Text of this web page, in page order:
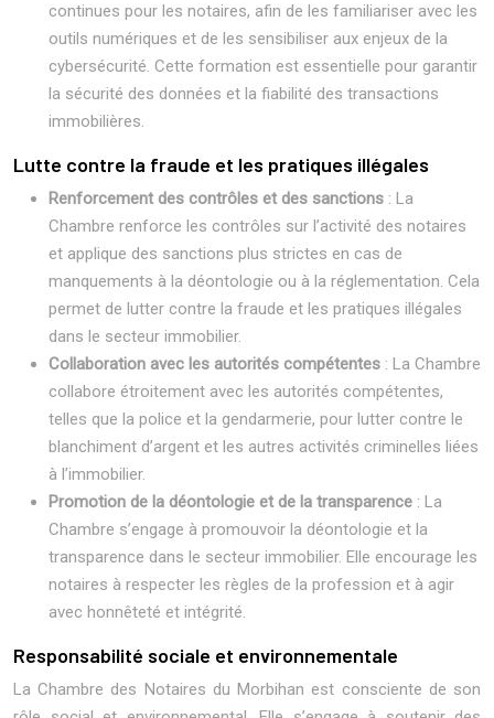
continues pour les notaires, afin de les familiariser avec les
outils numériques et de les sensibiliser aux enjeux de la
cybersécurité. Cette formation est essentielle pour garantir
la sécurité des données et la fiabilité des transactions
immobilières.
Lutte contre la fraude et les pratiques illégales
Renforcement des contrôles et des sanctions : La
Chambre renforce les contrôles sur l’activité des notaires
et applique des sanctions plus strictes en cas de
manquements à la déontologie ou à la réglementation. Cela
permet de lutter contre la fraude et les pratiques illégales
dans le secteur immobilier.
Collaboration avec les autorités compétentes : La Chambre
collabore étroitement avec les autorités compétentes,
telles que la police et la gendarmerie, pour lutter contre le
blanchiment d’argent et les autres activités criminelles liées
à l’immobilier.
Promotion de la déontologie et de la transparence : La
Chambre s’engage à promouvoir la déontologie et la
transparence dans le secteur immobilier. Elle encourage les
notaires à respecter les règles de la profession et à agir
avec honnêteté et intégrité.
Responsabilité sociale et environnementale
La Chambre des Notaires du Morbihan est consciente de son